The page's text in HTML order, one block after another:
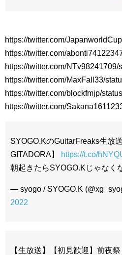
https://twitter.com/
https://twitter.com/
https://twitter.com/
https://twitter.com/MaxFall33/
https://twitter.com/blockfmjp/
https://twitter.com/
SYOGO.KのGuitarFreaks生放
GITADORA】
https://t.co/
朝起きたらSYOGO.Kじゃなく
— syogo / SYOGO.K
2022
【生放送】【初見歓迎】前夜